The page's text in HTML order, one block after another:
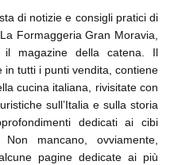
di notizie e consigli pratici di
Formaggeria Gran Moravia,
magazine della catena. Il
tutti i punti vendita, contiene
cucina italiana, rivisitate con
sull’Italia e sulla storia
dedicati ai cibi
mancano, ovviamente,
pagine dedicate ai più